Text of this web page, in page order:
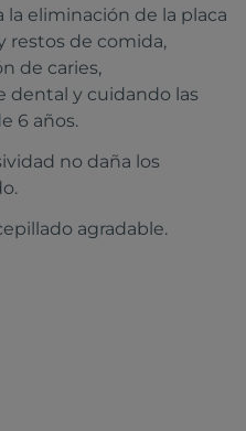
eliminación de la placa
restos de comida,
de caries,
dental y cuidando las
6 años.
no daña los
agradable.